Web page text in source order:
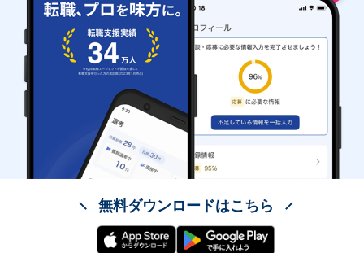
無料ダウンロードはこちら